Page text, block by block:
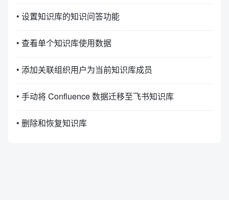
• 设置知识库的知识问答功能
• 查看单个知识库使用数据
• 添加关联组织用户为当前知识库成员
• 手动将 Confluence 数据迁移至飞书知识库
• 删除和恢复知识库